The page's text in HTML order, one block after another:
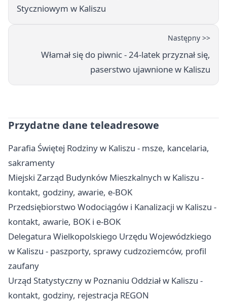
Styczniowym w Kaliszu
Następny >>
Włamał się do piwnic - 24-latek przyznał się,
paserstwo ujawnione w Kaliszu
Przydatne dane teleadresowe
Parafia Świętej Rodziny w Kaliszu - msze, kancelaria,
sakramenty
Miejski Zarząd Budynków Mieszkalnych w Kaliszu -
kontakt, godziny, awarie, e-BOK
Przedsiębiorstwo Wodociągów i Kanalizacji w Kaliszu -
kontakt, awarie, BOK i e-BOK
Delegatura Wielkopolskiego Urzędu Wojewódzkiego
w Kaliszu - paszporty, sprawy cudzoziemców, profil
zaufany
Urząd Statystyczny w Poznaniu Oddział w Kaliszu -
kontakt, godziny, rejestracja REGON